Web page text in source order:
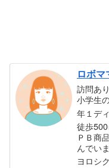
ロボマ
訪問あ
小学生
年１デ
徒歩
ＰＢ商
んでいま
ヨロシ